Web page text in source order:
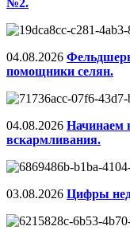
№2.
04.08.2026
помощники селян.
04.08.2026 Начинаем
вскармливания.
03.08.2026 Цифры